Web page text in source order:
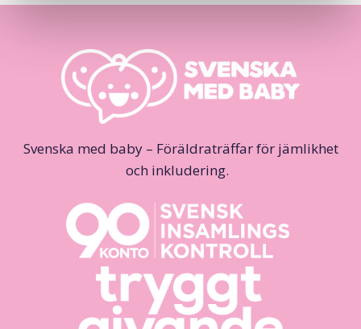
Svenska med baby – Föräldraträffar för jämlikhet
och inkludering.